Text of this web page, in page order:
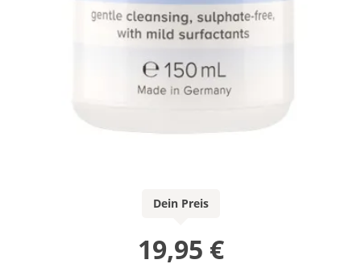
Dein Preis
19,95 €